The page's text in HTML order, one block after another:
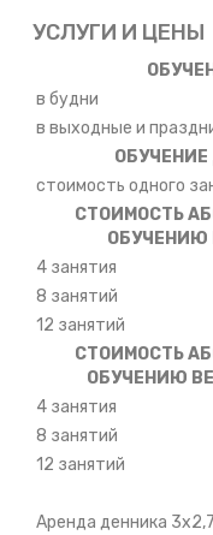
УСЛУГИ И ЦЕНЫ
в будни
в выходные и
стоимость одного
СТОИМОСТЬ
ОБУЧЕНИЮ
4 занятия
8 занятий
12 занятий
СТОИМОСТЬ
ОБУЧЕНИЮ
4 занятия
8 занятий
12 занятий
Аренда денника